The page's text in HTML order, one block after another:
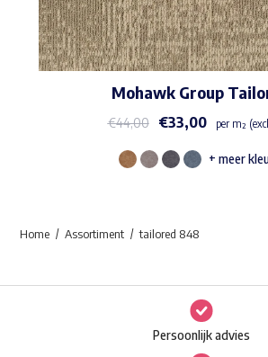
Mohawk Group
€44,00 €33,00 per m²
Dit
Deze
optie
kan
+ meer
Home Assortiment tailored 848
Persoonlijk advies